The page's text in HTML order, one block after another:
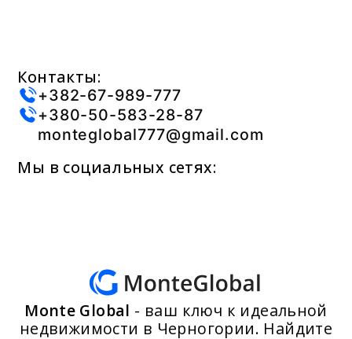
Контакты:
+382-67-989-777
+380-50-583-28-87
monteglobal777@gmail.com
Мы в социальных сетях:
Monte Global - ваш ключ к идеальной
недвижимости в Черногории. Найдите